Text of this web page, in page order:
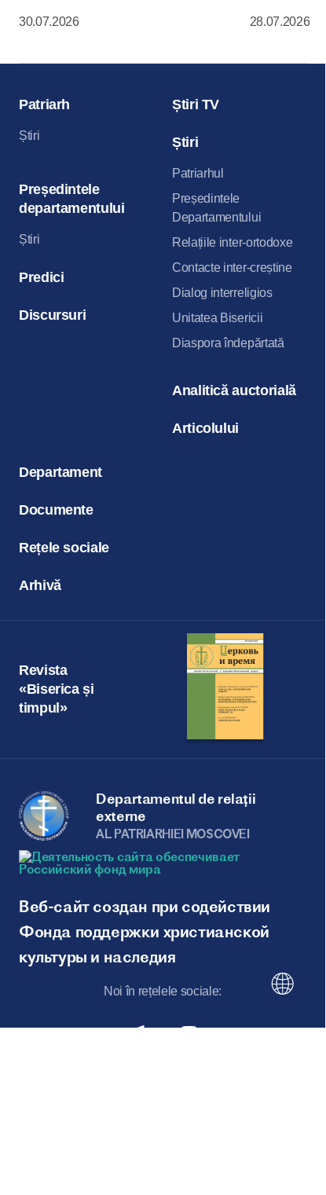
30.07.2026 28.07.2026
Patriarh
Știri
Președintele
departamentului
Știri
Predici
Discursuri
Știri TV
Știri
Patriarhul
Președintele
Departamentului
Relațiile inter-ortodoxe
Contacte inter-creștine
Dialog interreligios
Unitatea Bisericii
Diaspora îndepărtată
Analitică auctorială
Articolului
Departament
Documente
Rețele sociale
Arhivă
Revista
«Biserica și
timpul»
Departamentul de relații
externe
AL PATRIARHIEI MOSCOVEI
Веб-сайт создан при содействии
Фонда поддержки христианской
культуры и наследия
Noi în rețelele sociale: